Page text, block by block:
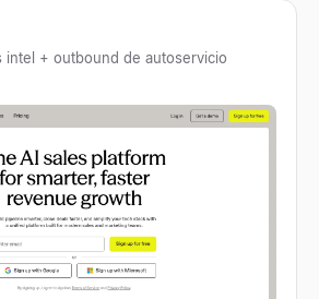
intel + outbound de autoservicio